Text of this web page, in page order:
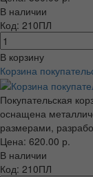
В наличии
Код: 210ПЛ
В корзину
Корзина
Покупательская
оснащена
размерами,
Цена: 620.00 р.
В наличии
Код: 210ПЛ